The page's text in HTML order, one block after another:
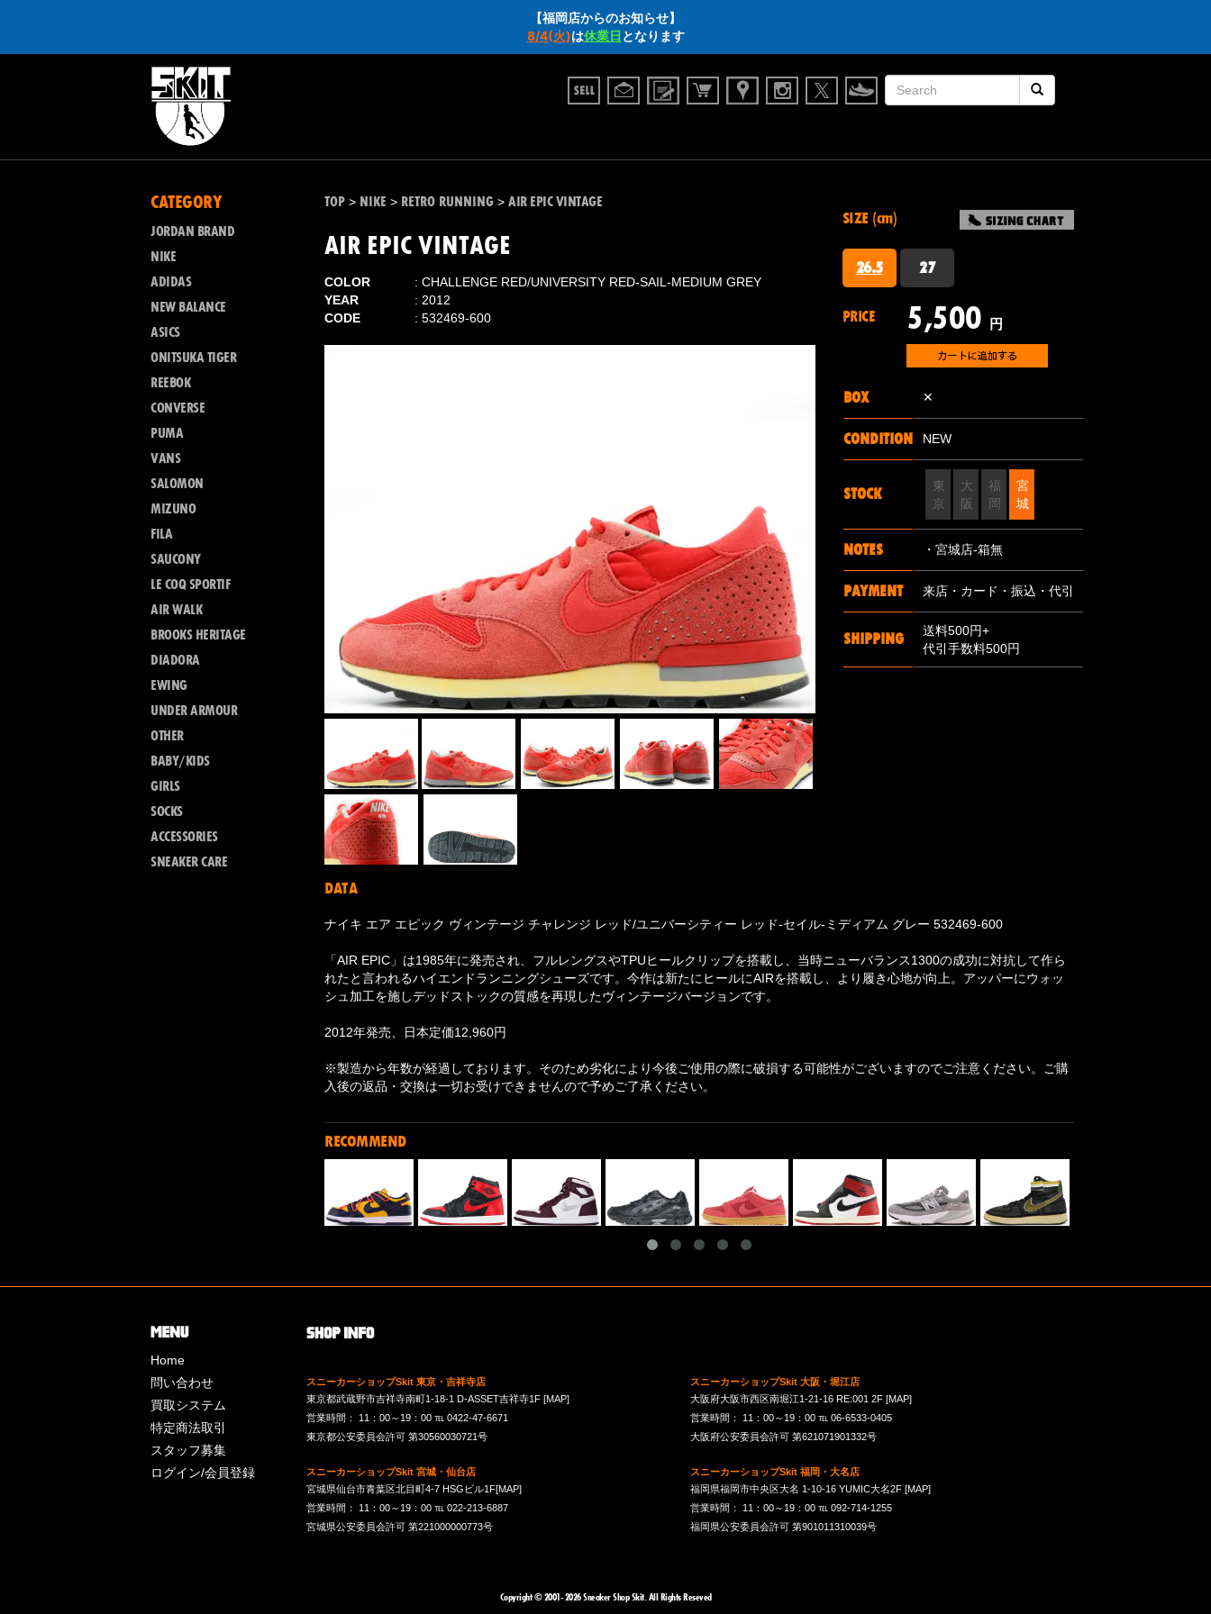
【福岡店からのお知らせ】
8/4(火)は休業日 となります
CATEGORY
JORDAN BRAND
NIKE
ADIDAS
NEW BALANCE
ASICS
ONITSUKA TIGER
REEBOK
CONVERSE
PUMA
VANS
SALOMON
MIZUNO
FILA
SAUCONY
LE COQ SPORTIF
AIR WALK
BROOKS HERITAGE
DIADORA
EWING
UNDER ARMOUR
OTHER
BABY/KIDS
GIRLS
SOCKS
ACCESSORIES
SNEAKER CARE
TOP > NIKE > RETRO RUNNING > AIR EPIC VINTAGE
AIR EPIC VINTAGE
COLOR
CHALLENGE RED/UNIVERSITY RED-SAIL-MEDIUM GREY
YEAR
2012
CODE
532469-600
SIZE (cm)
26.5 27
PRICE 5,500 円
BOX ✕
CONDITION NEW
STOCK
東
京
大
阪
福
岡
宮
城
NOTES ・宮城店-箱無
PAYMENT 来店・カード・振込・代引
SHIPPING
送料500円+
代引手数料500円
DATA
ナイキ エア エピック ヴィンテージ チャレンジ レッド/ユニバーシティー レッド-セイル-ミディアム グレー 532469-600
「AIR EPIC」は1985年に発売され、フルレングスやTPUヒールクリップを搭載し、当時ニューバランス1300の成功に対抗して作ら
れたと言われるハイエンドランニングシューズです。今作は新たにヒールにAIRを搭載し、より履き心地が向上。アッパーにウォッ
シュ加工を施しデッドストックの質感を再現したヴィンテージバージョンです。
2012年発売、日本定価12,960円
※製造から年数が経過しております。そのため劣化により今後ご使用の際に破損する可能性がございますのでご注意ください。ご購
入後の返品・交換は一切お受けできませんので予めご了承ください。
RECOMMEND
Home
問い合わせ
買取システム
特定商法取引
スタッフ募集
ログイン/会員登録
スニーカーショップSkit 東京・吉祥寺店
東京都武蔵野市吉祥寺南町1-18-1 D-ASSET吉祥寺1F[MAP]
営業時間： 11：00～19：00 ℡ 0422-47-6671
東京都公安委員会許可 第30560030721号
スニーカーショップSkit 大阪・堀江店
大阪府大阪市西区南堀江1-21-16 RE:001 2F [MAP]
営業時間： 11：00～19：00 ℡ 06-6533-0405
大阪府公安委員会許可 第621071901332号
スニーカーショップSkit 宮城・仙台店
宮城県仙台市青葉区北目町4-7 HSGビル1F[MAP]
営業時間： 11：00～19：00 ℡ 022-213-6887
宮城県公安委員会許可 第221000000773号
スニーカーショップSkit 福岡・大名店
福岡県福岡市中央区大名 1-10-16 YUMIC大名2F [MAP]
営業時間： 11：00～19：00 ℡ 092-714-1255
福岡県公安委員会許可 第901011310039号
Copyright © 2001- 2026 Sneaker Shop Skit. All Rights Reseved